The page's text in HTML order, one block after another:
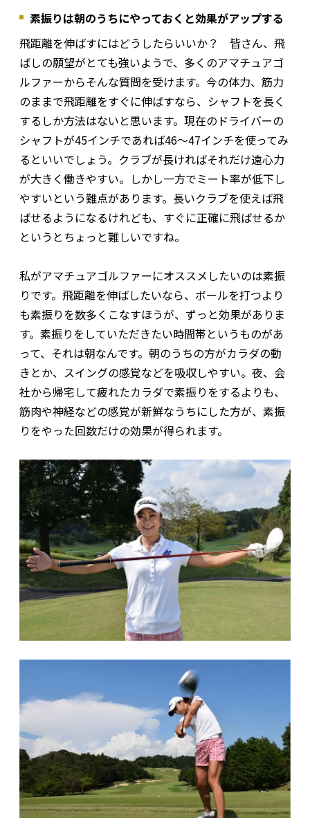
素振りは朝のうちにやっておくと効果がアップする
飛距離を伸ばすにはどうしたらいいか？ 皆さん、飛
ばしの願望がとても強いようで、多くのアマチュアゴ
ルファーからそんな質問を受けます。今の体力、筋力
のままで飛距離をすぐに伸ばすなら、シャフトを長く
するしか方法はないと思います。現在のドライバーの
シャフトが45インチであれば46～47インチを使ってみ
るといいでしょう。クラブが長ければそれだけ遠心力
が大きく働きやすい。しかし一方でミート率が低下し
やすいという難点があります。長いクラブを使えば飛
ばせるようになるけれども、すぐに正確に飛ばせるか
というとちょっと難しいですね。
私がアマチュアゴルファーにオススメしたいのは素振
りです。飛距離を伸ばしたいなら、ボールを打つより
も素振りを数多くこなすほうが、ずっと効果がありま
す。素振りをしていただきたい時間帯というものがあ
って、それは朝なんです。朝のうちの方がカラダの動
きとか、スイングの感覚などを吸収しやすい。夜、会
社から帰宅して疲れたカラダで素振りをするよりも、
筋肉や神経などの感覚が新鮮なうちにした方が、素振
りをやった回数だけの効果が得られます。